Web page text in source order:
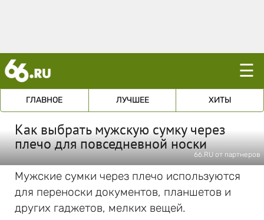
☰
ГЛАВНОЕ ЛУЧШЕЕ ХИТЫ
Как выбрать мужскую сумку через
плечо для повседневной носки
66.RU от партнеров
Мужские сумки через плечо используются
для переноски документов, планшетов и
других гаджетов, мелких вещей.